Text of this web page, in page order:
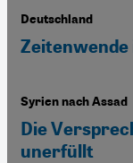
Deutschland
Syrien nach Assad
Die
unerfüllt